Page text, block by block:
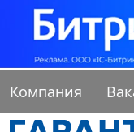
Компания